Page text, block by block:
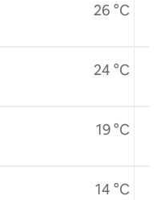
26 °C
24 °C
19 °C
14 °C